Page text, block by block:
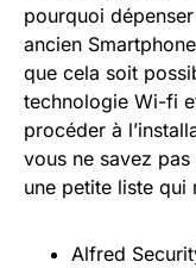
pourquoi
ancien
que cela soit
technologie Wi-fi
procéder à
vous ne savez
une petite liste qui
Alfred